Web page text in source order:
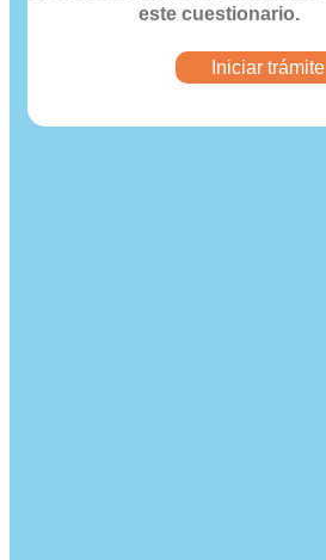
este cuestionario.
Iniciar trámite